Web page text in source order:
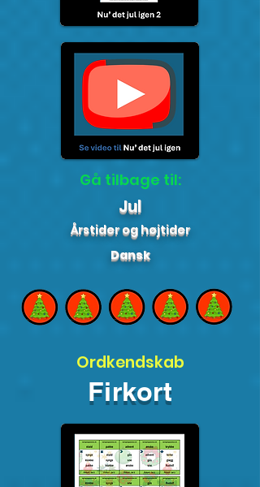
Gå tilbage til:
Jul
Årstider og højtider
Dansk
Ordkendskab
Firkort